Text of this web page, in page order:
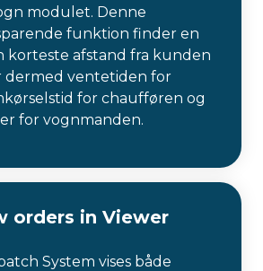
modulet. Denne
funktion finder en
korteste afstand fra kunden
dermed ventetiden for
for chaufføren og
for vognmanden.
orders in Viewer
System vises både